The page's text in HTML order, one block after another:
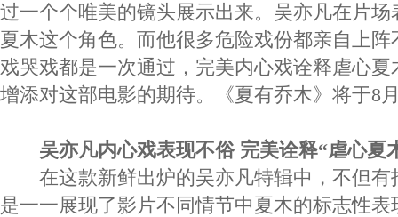
过一个个唯美的镜头展示出来。吴亦凡在片
夏木这个角色。而他很多危险戏份都亲自上
戏哭戏都是一次通过，完美内心戏诠释虐心
增添对这部电影的期待。《夏有乔木》将于8
吴亦凡内心戏表现不俗 完美诠释“虐心夏
在这款新鲜出炉的吴亦凡特辑中，不但有
是一一展现了影片不同情节中夏木的标志性